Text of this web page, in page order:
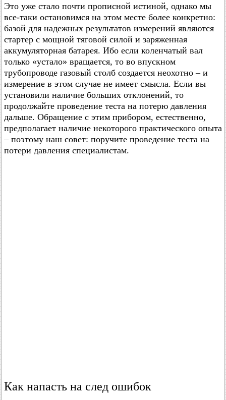
Это уже стало почти прописной истиной, однако мы
все-таки остановимся на этом месте более конкретно:
базой для надежных результатов измерений являются
стартер с мощной тяговой силой и заряженная
аккумуляторная батарея. Ибо если коленчатый вал
только «устало» вращается, то во впускном
трубопроводе газовый столб создается неохотно – и
измерение в этом случае не имеет смысла. Если вы
установили наличие больших отклонений, то
продолжайте проведение теста на потерю давления
дальше. Обращение с этим прибором, естественно,
предполагает наличие некоторого практического опыта
– поэтому наш совет: поручите проведение теста на
потери давления специалистам.
Как напасть на след ошибок